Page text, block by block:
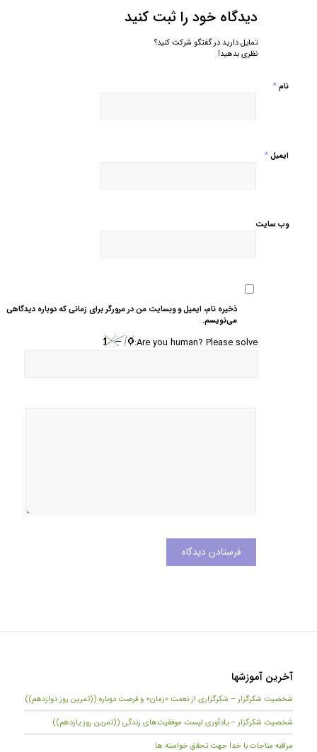
دیدگاه خود را ثبت کنید
تمایل دارید در گفتگو شرکت کنید؟
نظری بدهید!
نام*
ایمیل*
وب‌ سایت
ذخیره نام، ایمیل و وبسایت من در مرورگر برای زمانی که دوباره دیدگاهی
می‌نویسم.
Are you human? Please solve:
آخرین آموزشها
شخصیت شکرگزار – شکرگزاری از نعمت «زمان» و فرصت دوباره ((تمرین روز دوازدهم))
شخصیت شکرگزار – یادآوری لیست موفقیت‌های زندگی ((تمرین روز یازدهم))
مراقبه مناجات با خدا جهت تحقق خواسته ها